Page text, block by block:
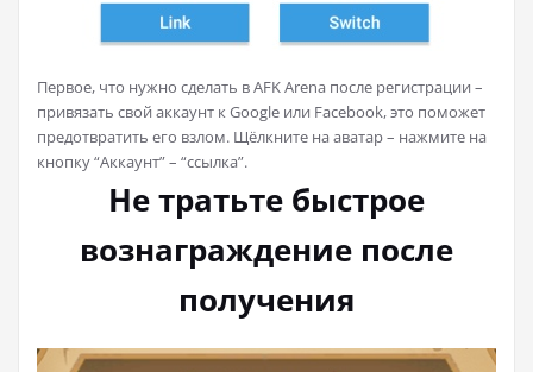
Первое, что нужно сделать в AFK Arena после регистрации –
привязать свой аккаунт к Google или Facebook, это поможет
предотвратить его взлом. Щёлкните на аватар – нажмите на
кнопку “Аккаунт” – “cсылка”.
Не тратьте быстрое
вознаграждение после
получения